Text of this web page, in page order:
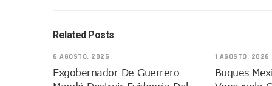
Brigada Forense Brindará
Vecinos De Vallarta 500
Related Posts
6 AGOSTO, 2026
Exgobernador De Guerrero
1 AGOSTO, 2026
Buques